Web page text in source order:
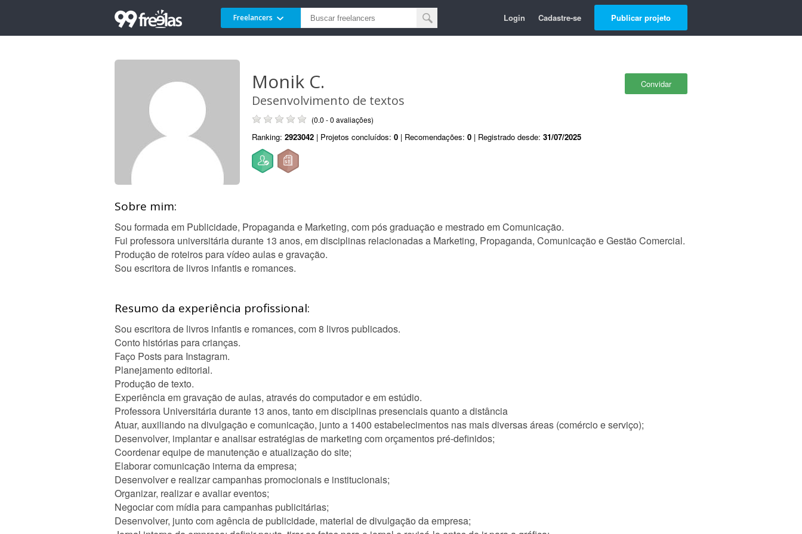
Freelancers Login Cadastre-se Publicar projeto
Convidar
Monik C.
Desenvolvimento de textos
(0.0 - 0 avaliações)
Ranking: 2923042 | Projetos concluídos: 0 | Recomendações: 0 | Registrado desde: 31/07/2025
Sobre mim:
Sou formada em Publicidade, Propaganda e Marketing, com pós graduação e mestrado em Comunicação.
Fui professora universitária durante 13 anos, em disciplinas relacionadas a Marketing, Propaganda, Comunicação e Gestão Comercial.
Produção de roteiros para vídeo aulas e gravação.
Sou escritora de livros infantis e romances.
Resumo da experiência profissional:
Sou escritora de livros infantis e romances, com 8 livros publicados.
Conto histórias para crianças.
Faço Posts para Instagram.
Planejamento editorial.
Produção de texto.
Experiência em gravação de aulas, através do computador e em estúdio.
Professora Universitária durante 13 anos, tanto em disciplinas presenciais quanto a distância
Atuar, auxiliando na divulgação e comunicação, junto a 1400 estabelecimentos nas mais diversas áreas (comércio e serviço);
Desenvolver, implantar e analisar estratégias de marketing com orçamentos pré-definidos;
Coordenar equipe de manutenção e atualização do site;
Elaborar comunicação interna da empresa;
Desenvolver e realizar campanhas promocionais e institucionais;
Organizar, realizar e avaliar eventos;
Negociar com mídia para campanhas publicitárias;
Desenvolver, junto com agência de publicidade, material de divulgação da empresa;